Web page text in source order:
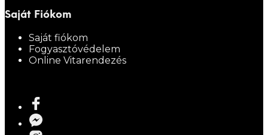
Saját Fiókom
Saját fiókom
Fogyasztóvédelem
Online Vitarendezés